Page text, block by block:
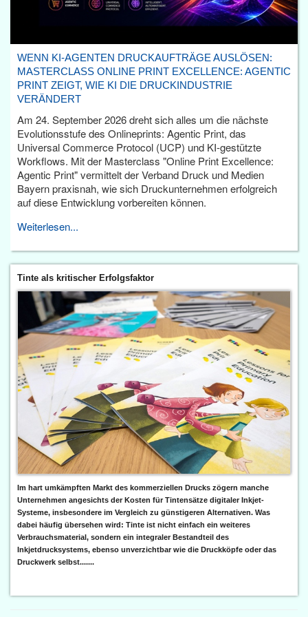
WENN KI-AGENTEN DRUCKAUFTRÄGE AUSLÖSEN:
MASTERCLASS ONLINE PRINT EXCELLENCE: AGENTIC
PRINT ZEIGT, WIE KI DIE DRUCKINDUSTRIE
VERÄNDERT
Am 24. September 2026 dreht sich alles um die nächste
Evolutionsstufe des Onlineprints: Agentic Print, das
Universal Commerce Protocol (UCP) und KI-gestützte
Workflows. Mit der Masterclass "Online Print Excellence:
Agentic Print" vermittelt der Verband Druck und Medien
Bayern praxisnah, wie sich Druckunternehmen erfolgreich
auf diese Entwicklung vorbereiten können.
Weiterlesen...
Tinte als kritischer Erfolgsfaktor
Im hart umkämpften Markt des kommerziellen Drucks zögern manche
Unternehmen angesichts der Kosten für Tintensätze digitaler Inkjet-
Systeme, insbesondere im Vergleich zu günstigeren Alternativen. Was
dabei häufig übersehen wird: Tinte ist nicht einfach ein weiteres
Verbrauchsmaterial, sondern ein integraler Bestandteil des
Inkjetdrucksystems, ebenso unverzichtbar wie die Druckköpfe oder das
Druckwerk selbst.......